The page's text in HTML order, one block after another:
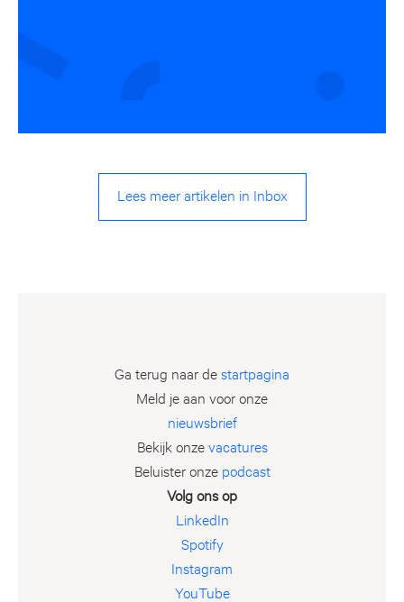
Lees meer artikelen in Inbox
Ga terug naar destartpagina
Meld je aan voor onze
nieuwsbrief
Bekijk onzevacatures
Beluister onze podcast
Volg ons op
LinkedIn
Spotify
Instagram
YouTube